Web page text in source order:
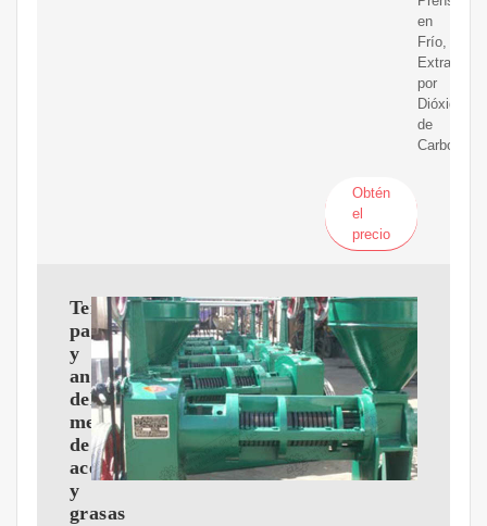
en
Frío,
Extracción
por
Dióxido
de
Carbono
Obtén
el
precio
Tendencias,
participación
y
análisis
del
mercado
de
aceites
y
grasas